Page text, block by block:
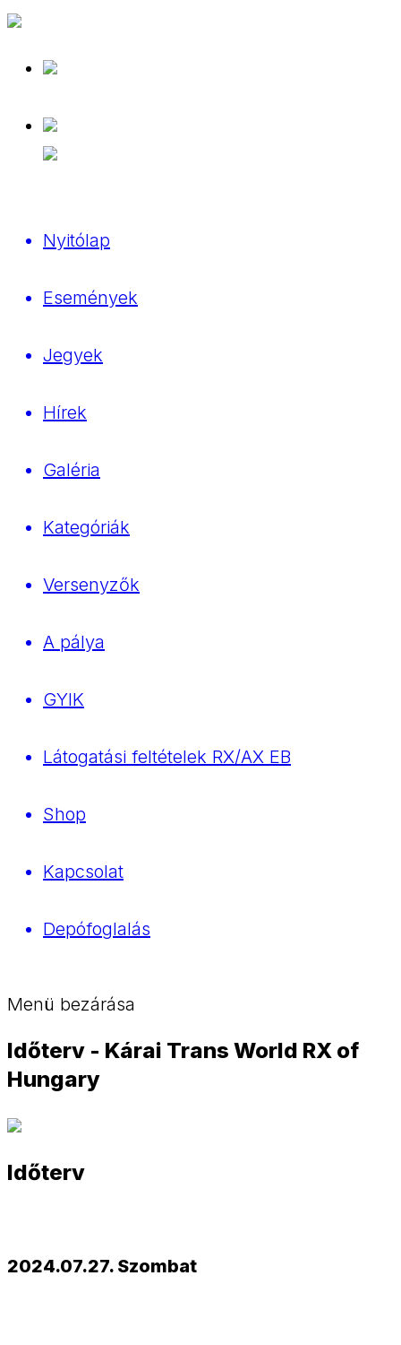
Nyitólap
Események
Jegyek
Hírek
Galéria
Kategóriák
Versenyzők
A pálya
GYIK
Látogatási feltételek RX/AX EB
Shop
Kapcsolat
Depófoglalás
Menü bezárása
Időterv - Kárai Trans World RX of
Hungary
Időterv
2024.07.27. Szombat